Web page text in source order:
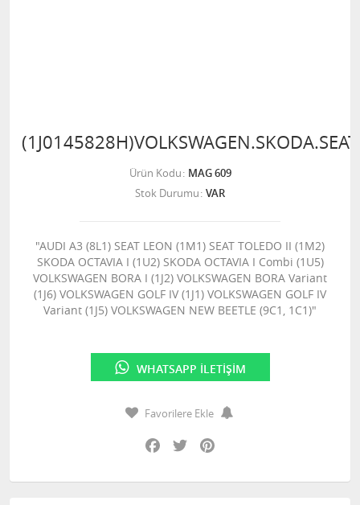
Ürün Kodu MAG 609
Stok Durumu VAR
"AUDI A3 (8L1) SEAT LEON (1M1) SEAT TOLEDO II (1M2)
SKODA OCTAVIA I (1U2) SKODA OCTAVIA I Combi (1U5)
VOLKSWAGEN BORA I (1J2) VOLKSWAGEN BORA Variant
(1J6) VOLKSWAGEN GOLF IV (1J1) VOLKSWAGEN GOLF IV
Variant (1J5) VOLKSWAGEN NEW BEETLE (9C1, 1C1)"
WHATSAPP İLETIŞIM
Favorilere Ekle
Facebook
Twitter